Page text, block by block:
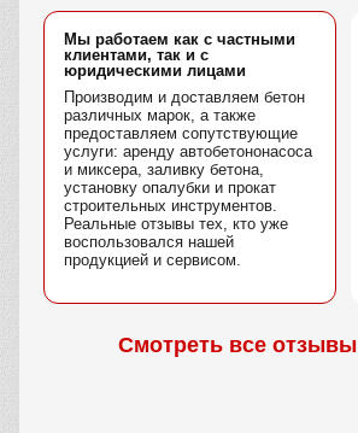
Мы работаем как с частными
клиентами, так и с
юридическими лицами
Производим и доставляем бетон
различных марок, а также
предоставляем сопутствующие
услуги: аренду автобетононасоса
и миксера, заливку бетона,
установку опалубки и прокат
строительных инструментов.
Реальные отзывы тех, кто уже
воспользовался нашей
продукцией и сервисом.
Смотреть все отзывы